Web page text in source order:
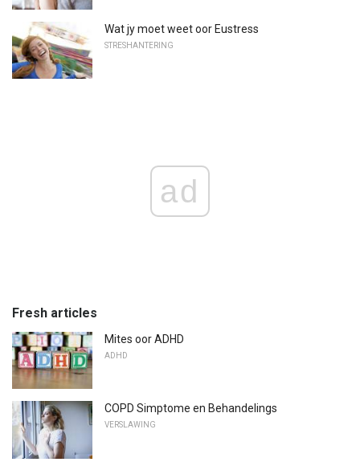
Wat jy moet weet oor Eustress
STRESHANTERING
ad
Fresh articles
Mites oor ADHD
ADHD
COPD Simptome en Behandelings
VERSLAWING